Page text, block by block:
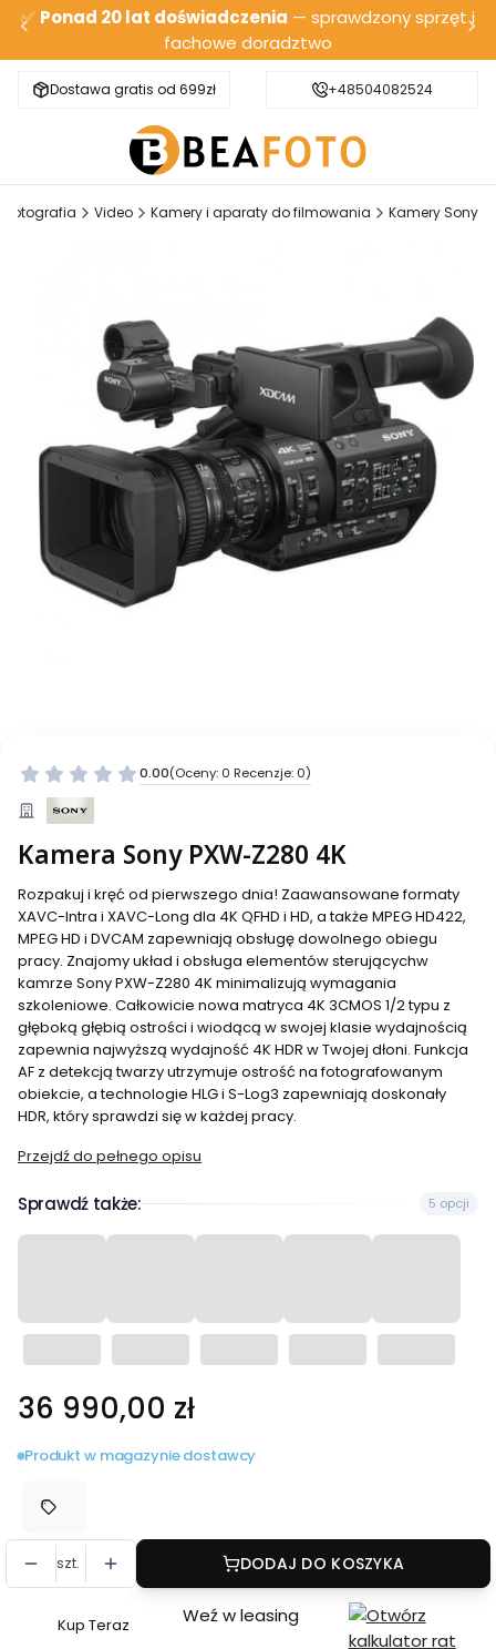
✅ Ponad 20 lat doświadczenia — sprawdzony sprzęt i
fachowe doradztwo
Dostawa gratis od 699zł Bezpieczna wysyłka
+48504082524
Fotografia Video Kamery i aparaty do filmowania Kamery Sony
0.00(Oceny: 0 Recenzje: 0)
Kamera Sony PXW-Z280 4K
Rozpakuj i kręć od pierwszego dnia! Zaawansowane formaty
XAVC-Intra i XAVC-Long dla 4K QFHD i HD, a także MPEG HD422,
MPEG HD i DVCAM zapewniają obsługę dowolnego obiegu
pracy. Znajomy układ i obsługa elementów sterującychw
kamrze Sony PXW-Z280 4K minimalizują wymagania
szkoleniowe. Całkowicie nowa matryca 4K 3CMOS 1/2 typu z
głęboką głębią ostrości i wiodącą w swojej klasie wydajnością
zapewnia najwyższą wydajność 4K HDR w Twojej dłoni. Funkcja
AF z detekcją twarzy utrzymuje ostrość na fotografowanym
obiekcie, a technologie HLG i S-Log3 zapewniają doskonały
HDR, który sprawdzi się w każdej pracy.
Przejdź do pełnego opisu
Sprawdź także: 5 opcji
Cena
36 990,00 zł
Produkt w magazynie dostawcy
szt. DODAJ DO KOSZYKA
Szybki
Kup Teraz Weź w leasing